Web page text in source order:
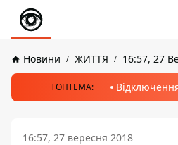
Новини ЖИТТЯ 16:57, 27
ТОПТЕМА:
16:57, 27 вересня 2018